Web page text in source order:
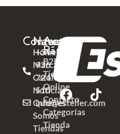
Contacto
+34
936
724
510
info@esteller.com
Navega
Home
Marcas
Catálogos
Noticias
Quienes
Somos
Tiendas
Acceso
Rápido
B2B
Tienda
Online
Contacto
Categorías
Tienda